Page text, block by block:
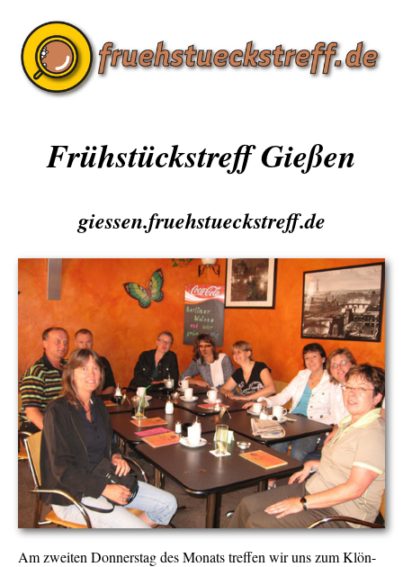
Frühstückstreff Gießen
giessen.fruehstueckstreff.de
Am zweiten Donnerstag des Monats treffen wir uns zum Klön-